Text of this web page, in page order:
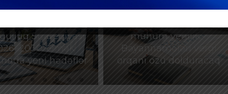
Strategiyası
Əmək
yeni hədəflər
mühüm yenilik –
Bəyannamələri vergi
orqanı özü dolduracaq